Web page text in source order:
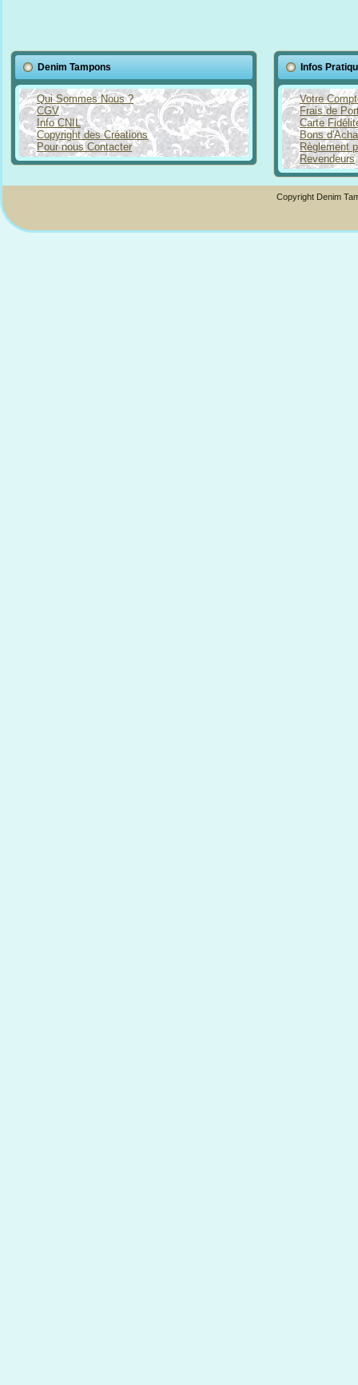
Denim Tampons
Qui Sommes Nous ?
CGV
Info CNIL
Copyright des Créations
Pour nous Contacter
Infos
Votre
Frais de
Carte
Bons
Règlement
Revendeurs
Copyright Denim